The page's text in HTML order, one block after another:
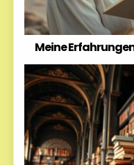
Meine